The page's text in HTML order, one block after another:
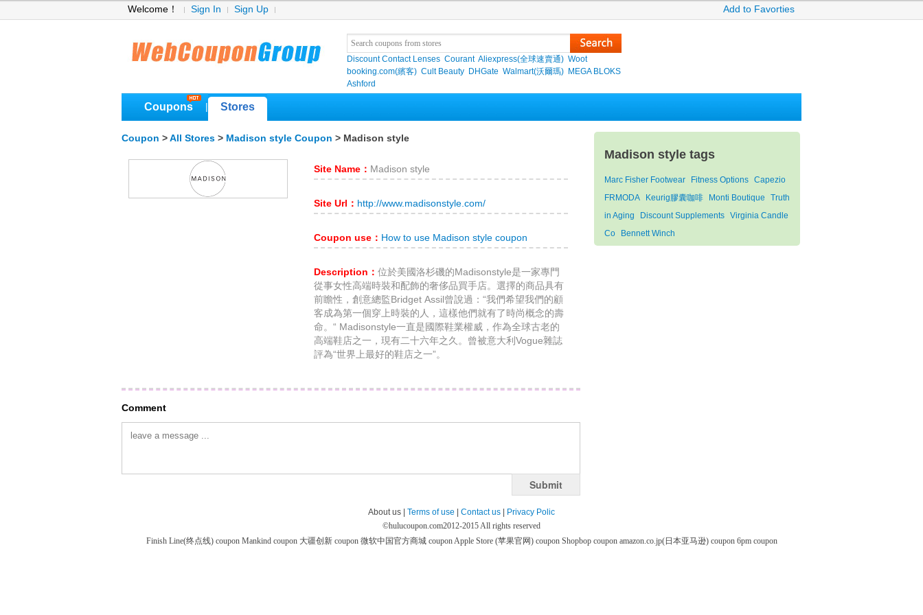
Welcome！ Sign In Sign Up Add to Favorties
Discount Contact Lenses Courant Aliexpress(全球速賣通) Woot
booking.com(繽客) Cult Beauty DHGate Walmart(沃爾瑪) MEGA BLOKS
Ashford
Coupons Stores
Coupon > All Stores > Madison style Coupon > Madison style
Site Name： Madison style
Site Url： http://www.madisonstyle.com/
Coupon use： How to use Madison style coupon
Description： 位於美國洛杉磯的Madisonstyle是一家專門
從事女性高端時裝和配飾的奢侈品買手店。選擇的商品具有
前瞻性，創意總監Bridget Assil曾說過：“我們希望我們的顧
客成為第一個穿上時裝的人，這樣他們就有了時尚概念的壽
命。“ Madisonstyle一直是國際鞋業權威，作為全球古老的
高端鞋店之一，現有二十六年之久。曾被意大利Vogue雜誌
評為“世界上最好的鞋店之一”。
Comment
Submit
Madison style tags
Marc Fisher Footwear Fitness Options Capezio
FRMODA
Keurig膠囊咖啡 Monti Boutique
Truth
in Aging
Discount Supplements Virginia Candle
Co
Bennett Winch
About us | Terms of use Contact us
Privacy Polic
©hulucoupon.com2012-2015 All rights reserved
Finish Line(终点线) coupon Mankind coupon 大疆创新 coupon 微软中国官方商城 couponApple Store (苹果官网) coupon Shopbop coupon amazon.co.jp(日本亚马逊) coupon 6pm coupon